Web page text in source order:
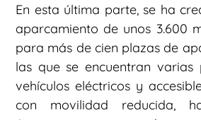
En esta última parte, se ha
aparcamiento de unos 3.600
para más de cien plazas de
las que se encuentran
vehículos eléctricos y
con movilidad reducida,